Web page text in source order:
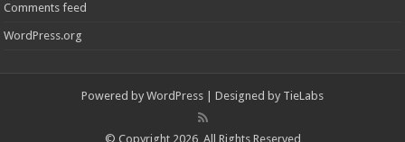
Comments feed
WordPress.org
Powered by WordPress | Designed by TieLabs
© Copyright 2026, All Rights Reserved